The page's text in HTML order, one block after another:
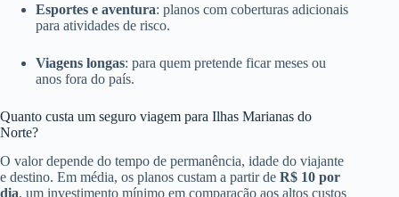
Esportes e aventura: planos com coberturas adicionais
para atividades de risco.
Viagens longas: para quem pretende ficar meses ou
anos fora do país.
Quanto custa um seguro viagem para Ilhas Marianas do
Norte?
O valor depende do tempo de permanência, idade do viajante
e destino. Em média, os planos custam a partir de R$ 10 por
dia, um investimento mínimo em comparação aos altos custos